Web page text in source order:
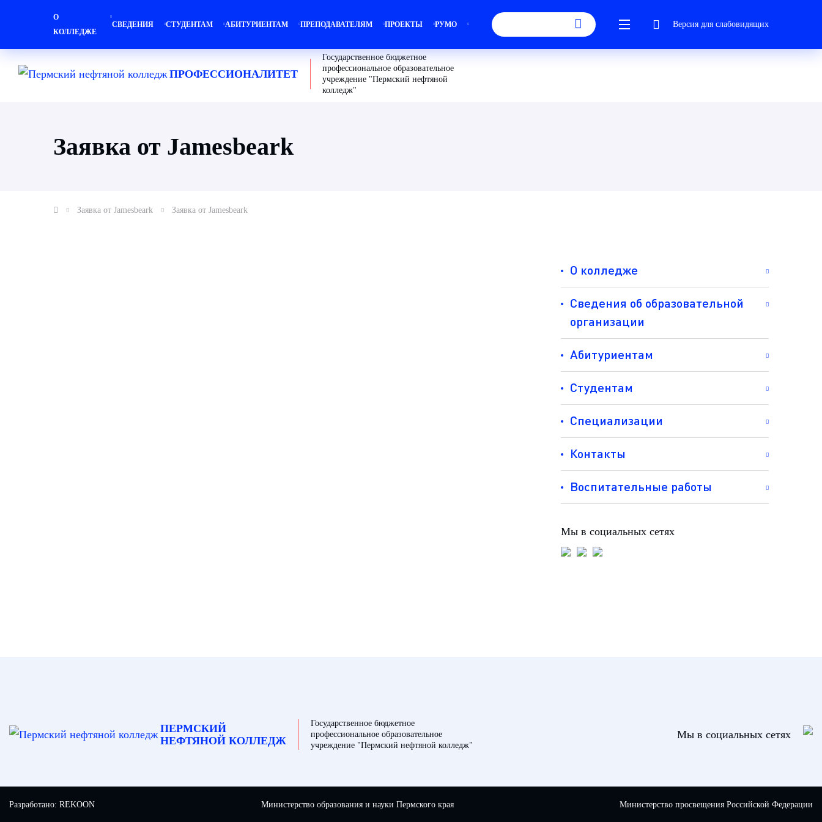
О
КОЛЛЕДЖЕ
СВЕДЕНИЯ СТУДЕНТАМ АБИТУРИЕНТАМ ПРЕПОДАВАТЕЛЯМ ПРОЕКТЫ РУМО Версия для слабовидящих
ПРОФЕССИОНАЛИТЕТ
Государственное бюджетное
профессиональное образовательное
учреждение "Пермский нефтяной
колледж"
Заявка от Jamesbeark
Заявка от Jamesbeark Заявка от Jamesbeark
О колледже
Сведения об образовательной
организации
Абитуриентам
Студентам
Специализации
Контакты
Воспитательные работы
Мы в социальных сетях
ПЕРМСКИЙ
НЕФТЯНОЙ КОЛЛЕДЖ
Государственное бюджетное
профессиональное образовательное
учреждение "Пермский нефтяной колледж"
Мы в социальных сетях
Разработано: REKOON Министерство образования и науки Пермского края Министерство просвещения Российской Федерации